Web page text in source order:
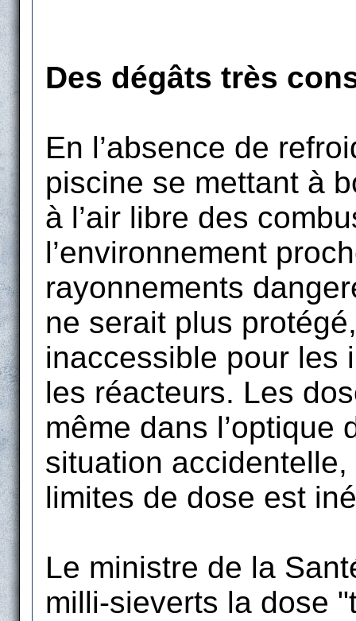
Des dégâts très
En l’absence de
piscine se mettant à
à l’air libre des
l’environnement
rayonnements
ne serait plus
inaccessible pour les
les réacteurs. Les
même dans l’optique
situation
limites de dose est
Le ministre de la
milli-sieverts la dose